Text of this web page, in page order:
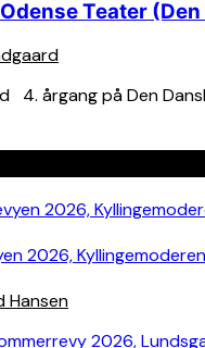
Teater
4. årgang på Den
2026,
Hansen